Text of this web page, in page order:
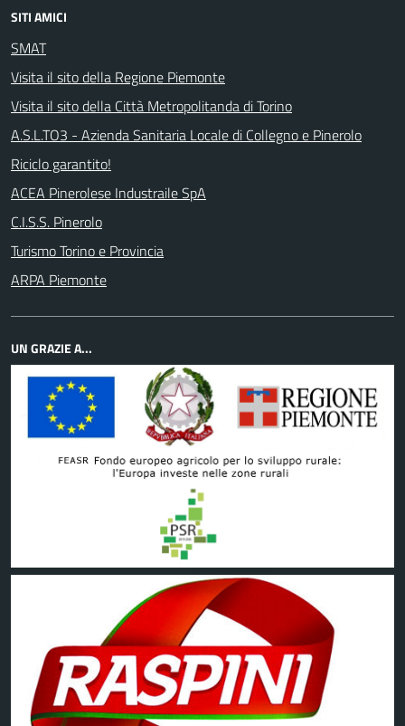
SITI AMICI
SMAT
Visita il sito della Regione Piemonte
Visita il sito della Città Metropolitanda di Torino
A.S.L.TO3 - Azienda Sanitaria Locale di Collegno e Pinerolo
Riciclo garantito!
ACEA Pinerolese Industraile SpA
C.I.S.S. Pinerolo
Turismo Torino e Provincia
ARPA Piemonte
UN GRAZIE A...